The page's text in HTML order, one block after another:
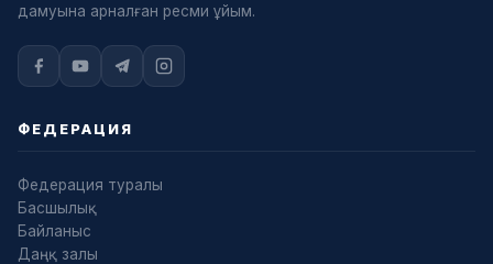
дамуына арналған ресми ұйым.
ФЕДЕРАЦИЯ
Федерация туралы
Басшылық
Байланыс
Даңқ залы